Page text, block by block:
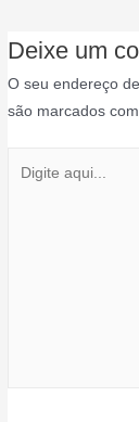
Deixe um
O seu endereço
são marcados